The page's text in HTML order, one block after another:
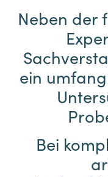
Neben der
ein
Bei